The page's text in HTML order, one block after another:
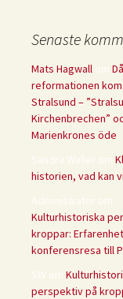
Senaste
Mats Hagwall om Då
reformationen
Stralsund –
Kirchenbrechen”
Marienkrones öde
Sandra Waller om
historien, vad kan
Administratör om
Kulturhistoriska
kroppar:
konferensresa till
SW om
perspektiv på